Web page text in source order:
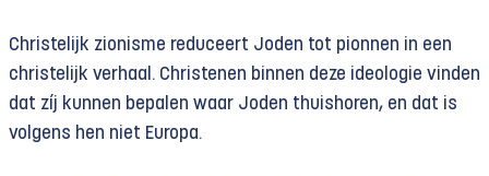
Christelijk zionisme reduceert Joden tot pionnen in een
christelijk verhaal. Christenen binnen deze ideologie vinden
dat zíj kunnen bepalen waar Joden thuishoren, en dat is
volgens hen niet Europa.